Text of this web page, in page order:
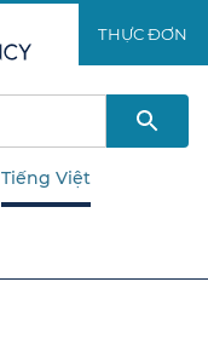
THỰC ĐƠN​​
Tiếng Việt